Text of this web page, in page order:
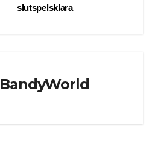
slutspelsklara
BandyWorld